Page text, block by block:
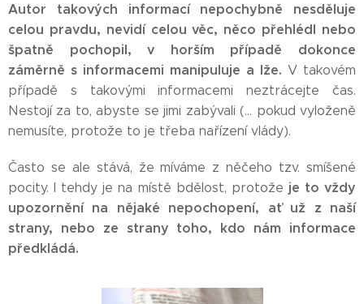
Autor takových informací nepochybně nesděluje
celou pravdu, nevidí celou věc, něco přehlédl nebo
špatně pochopil, v horším případě dokonce
záměrně s informacemi manipuluje a lže. V takovém
případě s takovými informacemi neztrácejte čas.
Nestojí za to, abyste se jimi zabývali (... pokud vyloženě
nemusíte, protože to je třeba nařízení vlády).
Často se ale stává, že míváme z něčeho tzv. smíšené
pocity. I tehdy je na místě bdělost, protože je to vždy
upozornění na nějaké nepochopení, ať už z naší
strany, nebo ze strany toho, kdo nám informace
předkládá.